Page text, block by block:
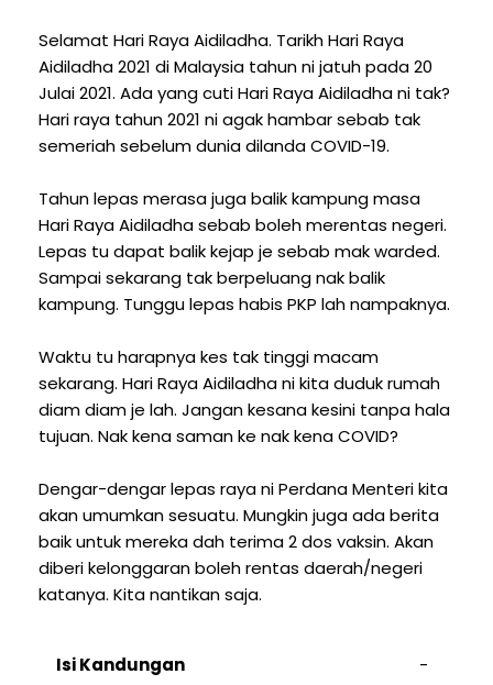
Selamat Hari Raya Aidiladha. Tarikh Hari Raya
Aidiladha 2021 di Malaysia tahun ni jatuh pada 20
Julai 2021. Ada yang cuti Hari Raya Aidiladha ni tak?
Hari raya tahun 2021 ni agak hambar sebab tak
semeriah sebelum dunia dilanda COVID-19.
Tahun lepas merasa juga balik kampung masa
Hari Raya Aidiladha sebab boleh merentas negeri.
Lepas tu dapat balik kejap je sebab mak warded.
Sampai sekarang tak berpeluang nak balik
kampung. Tunggu lepas habis PKP lah nampaknya.
Waktu tu harapnya kes tak tinggi macam
sekarang. Hari Raya Aidiladha ni kita duduk rumah
diam diam je lah. Jangan kesana kesini tanpa hala
tujuan. Nak kena saman ke nak kena COVID?
Dengar-dengar lepas raya ni Perdana Menteri kita
akan umumkan sesuatu. Mungkin juga ada berita
baik untuk mereka dah terima 2 dos vaksin. Akan
diberi kelonggaran boleh rentas daerah/negeri
katanya. Kita nantikan saja.
Isi Kandungan